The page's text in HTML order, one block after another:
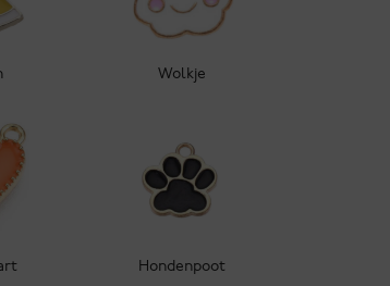
Wolkje
Hondenpoot